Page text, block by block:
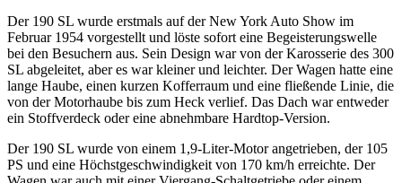
Der 190 SL wurde erstmals auf der New York Auto Show im
Februar 1954 vorgestellt und löste sofort eine Begeisterungswelle
bei den Besuchern aus. Sein Design war von der Karosserie des 300
SL abgeleitet, aber es war kleiner und leichter. Der Wagen hatte eine
lange Haube, einen kurzen Kofferraum und eine fließende Linie, die
von der Motorhaube bis zum Heck verlief. Das Dach war entweder
ein Stoffverdeck oder eine abnehmbare Hardtop-Version.
Der 190 SL wurde von einem 1,9-Liter-Motor angetrieben, der 105
PS und eine Höchstgeschwindigkeit von 170 km/h erreichte. Der